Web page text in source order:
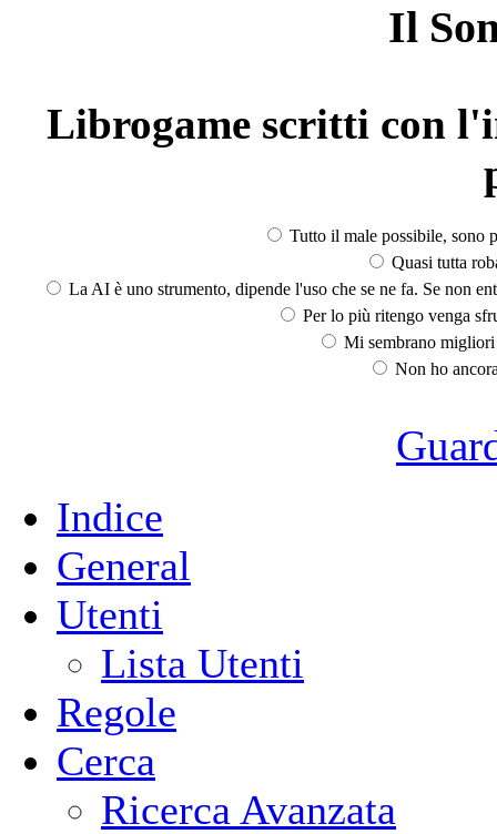
Il
Librogame scritti con
Tutto il male possibile, sono
Quasi tutta
La AI è uno strumento, dipende l'uso che se ne fa. Se non
Per lo più ritengo venga
Mi sembrano
Non ho
Indice
General
Utenti
Lista Utenti
Regole
Cerca
Ricerca Avanzata